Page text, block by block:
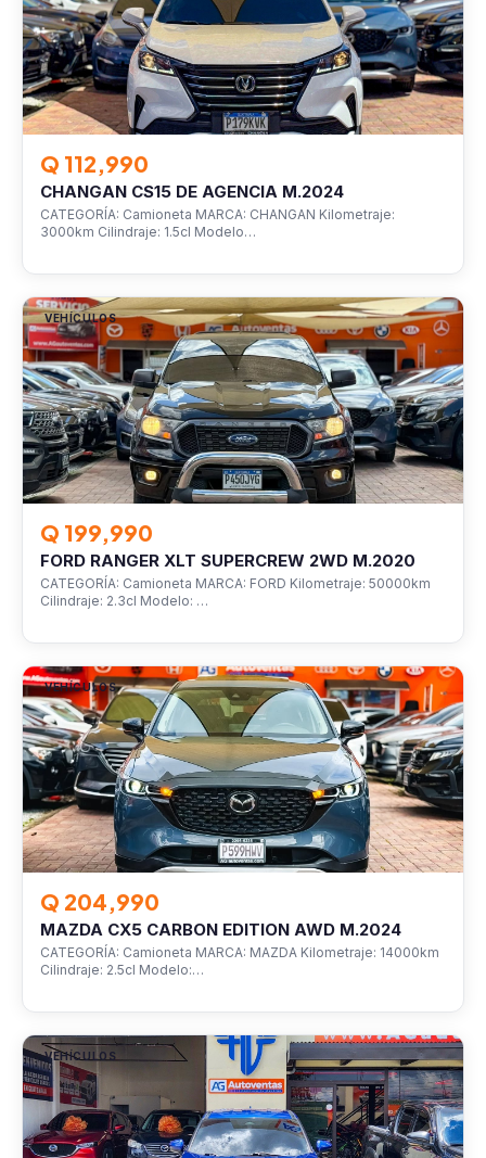
Q 112,990
CHANGAN CS15 DE AGENCIA M.2024
CATEGORÍA: Camioneta MARCA: CHANGAN Kilometraje:
3000km Cilindraje: 1.5cl Modelo…
VEHÍCULOS
Q 199,990
FORD RANGER XLT SUPERCREW 2WD M.2020
CATEGORÍA: Camioneta MARCA: FORD Kilometraje: 50000km
Cilindraje: 2.3cl Modelo: …
VEHÍCULOS
Q 204,990
MAZDA CX5 CARBON EDITION AWD M.2024
CATEGORÍA: Camioneta MARCA: MAZDA Kilometraje: 14000km
Cilindraje: 2.5cl Modelo:…
VEHÍCULOS